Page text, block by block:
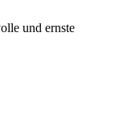
und ernste